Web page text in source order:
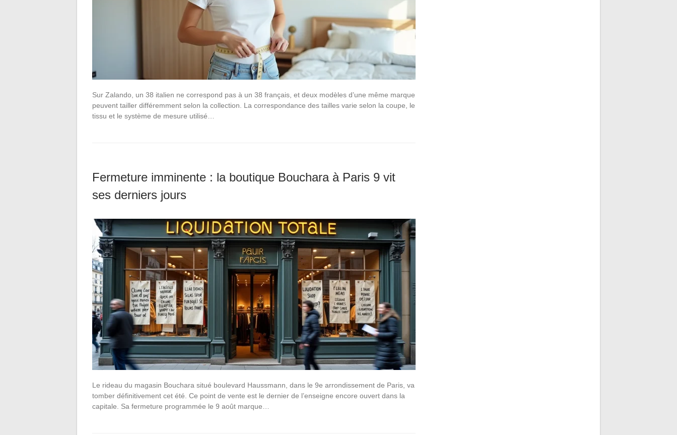
Sur Zalando, un 38 italien ne correspond pas à un 38 français, et deux modèles d’une même marque
peuvent tailler différemment selon la collection. La correspondance des tailles varie selon la coupe, le
tissu et le système de mesure utilisé…
Fermeture imminente : la boutique Bouchara à Paris 9 vit
ses derniers jours
Le rideau du magasin Bouchara situé boulevard Haussmann, dans le 9e arrondissement de Paris, va
tomber définitivement cet été. Ce point de vente est le dernier de l’enseigne encore ouvert dans la
capitale. Sa fermeture programmée le 9 août marque…